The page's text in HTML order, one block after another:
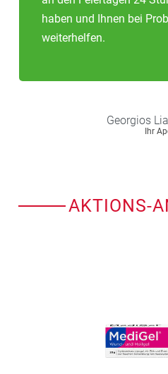
haben und Ihnen bei
weiterhelfen.
Georgios
Ihr
AKTIONS-